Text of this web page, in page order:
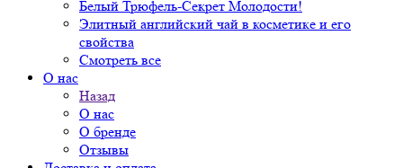
Белый Трюфель-Секрет Молодости!
Элитный английский чай в косметике и его
свойства
Смотреть все
О нас
Назад
О нас
О бренде
Отзывы